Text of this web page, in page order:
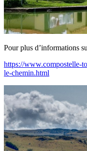
Pour plus d’informations
https://www.compostelle-
le-chemin.html